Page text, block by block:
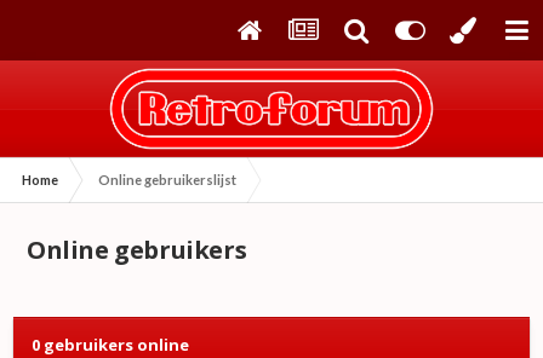
Home Online gebruikerslijst
Online gebruikers
0 gebruikers online